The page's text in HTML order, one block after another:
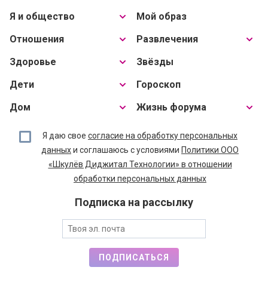
Я и общество
Отношения
Здоровье
Дети
Дом
Мой образ
Развлечения
Звёзды
Гороскоп
Жизнь форума
Я даю свое согласие на обработку персональных
данныхи соглашаюсь с условиями Политики ООО
«Шкулёв Диджитал Технологии» в отношении
обработки персональных данных
Подписка на рассылку
ПОДПИСАТЬСЯ